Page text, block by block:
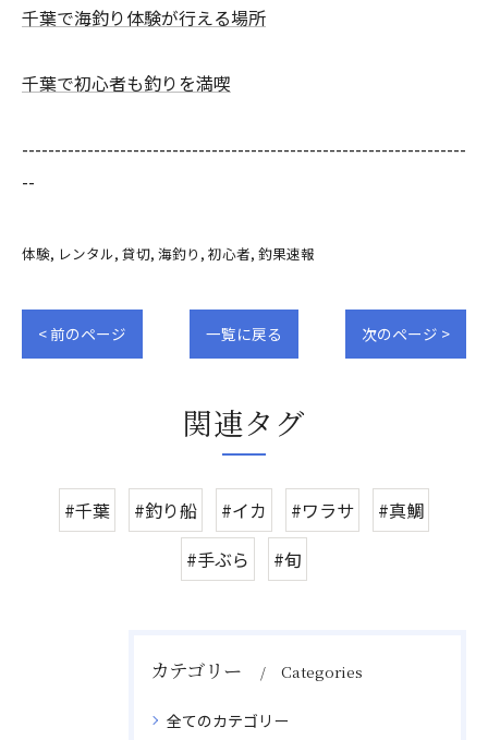
千葉で海釣り体験が行える場所
千葉で初心者も釣りを満喫
--------------------------------------------------------------------
--
体験 レンタル 貸切 海釣り 初心者 釣果速報
< 前のページ 一覧に戻る 次のページ >
関連タグ
#千葉 #釣り船 #イカ #ワラサ
#真鯛
#手ぶら
#旬
カテゴリー Categories
全てのカテゴリー